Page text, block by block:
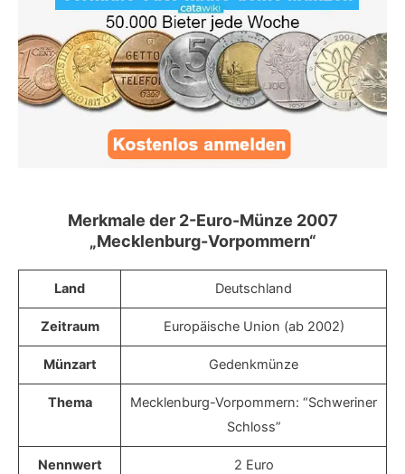
Merkmale der 2-Euro-Münze 2007
„Mecklenburg-Vorpommern“
Land Deutschland
Zeitraum Europäische Union (ab 2002)
Münzart Gedenkmünze
Thema
Mecklenburg-Vorpommern: “Schweriner
Schloss”
Nennwert 2 Euro